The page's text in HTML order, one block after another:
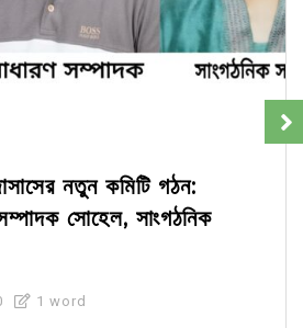
নতুন কমিটি গঠন:
সোহেল, সাংগঠনিক
1 word